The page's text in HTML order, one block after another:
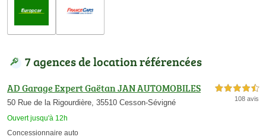
7 agences de location référencées
AD Garage Expert Gaëtan JAN AUTOMOBILES
50 Rue de la Rigourdière, 35510 Cesson-Sévigné
Ouvert jusqu'à 12h
4,5 étoiles sur 5
108 avis
Concessionnaire auto